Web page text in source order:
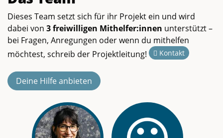
Dieses Team setzt sich für ihr Projekt ein und wird
dabei von 3 freiwilligen Mithelfer:innen unterstützt –
bei Fragen, Anregungen oder wenn du mithelfen
möchtest, schreib der Projektleitung!
Kontakt
Deine Hilfe anbieten